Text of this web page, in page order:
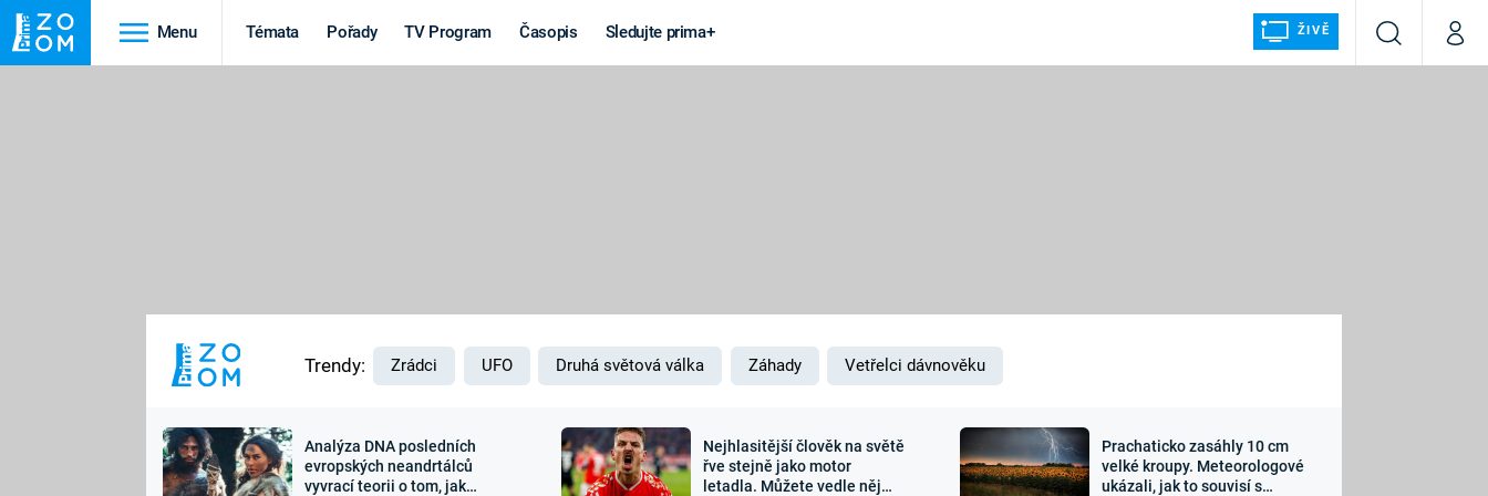
Menu Témata Pořady TV Program Časopis Sledujte prima+ ŽIVĚ
VyhledáváníMůj
MARS
Výročí
Záhady a
Zajímavosti Sledujte nás
Trendy: Zrádci UFO Druhá světová válka Záhady Vetřelci dávnověku
Analýza DNA posledních
evropských neandrtálců
vyvrací teorii o tom, jak
Nejhlasitější člověk na světě
řve stejně jako motor
letadla. Můžete vedle něj
Prachaticko zasáhly 10 cm
velké kroupy. Meteorologové
ukázali, jak to souvisí s